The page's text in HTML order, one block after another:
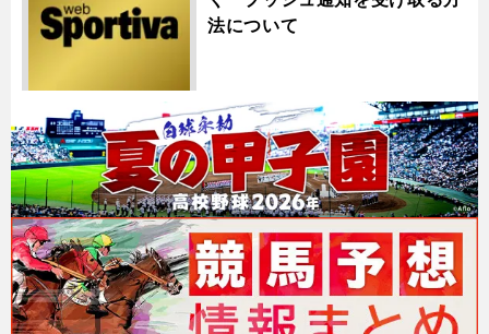
法について